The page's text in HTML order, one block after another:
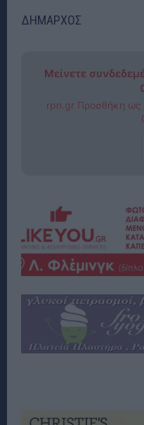
ΔΗΜΑΡΧΟΣ
Μείνετε
rpn.gr Προσθήκη ως